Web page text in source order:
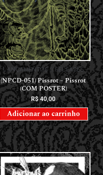
LANÇAMENTOS // RELEASES
(NPCD-051) Pissrot – Pissrot
(COM POSTER)
R$40,00
Adicionar ao carrinho